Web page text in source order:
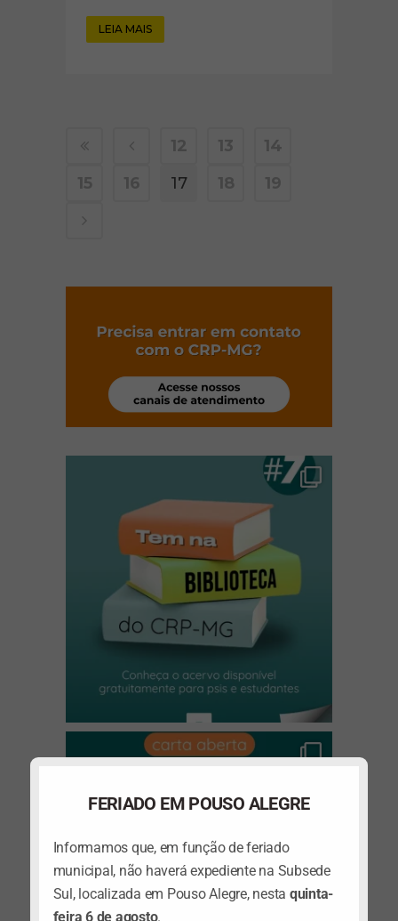
LEIA MAIS
12 13
14
15
16 17 18 19
FERIADO EM POUSO ALEGRE
Informamos que, em função de feriado
municipal, não haverá expediente na Subsede
Sul, localizada em Pouso Alegre, nesta quinta-
feira 6 de agosto.